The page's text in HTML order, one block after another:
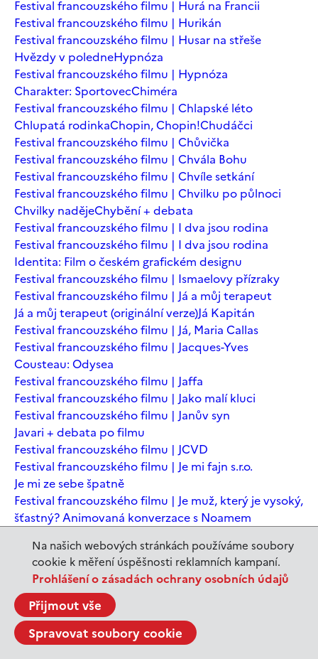
Na našich webových stránkách používáme soubory
cookie k měření úspěšnosti reklamních kampaní.
Prohlášení o zásadách ochrany osobních údajů
Přijmout vše
Spravovat soubory cookie
Festival francouzského filmu | Hurá na Francii
Festival francouzského filmu | Hurikán
Festival francouzského filmu | Husar na střeše
Hvězdy v poledneHypnóza
Festival francouzského filmu | Hypnóza
Charakter: SportovecChiméra
Festival francouzského filmu | Chlapské léto
Chlupatá rodinkaChopin, Chopin!Chudáčci
Festival francouzského filmu | Chůvička
Festival francouzského filmu | Chvála Bohu
Festival francouzského filmu | Chvíle setkání
Festival francouzského filmu | Chvilku po půlnoci
Chvilky nadějeChybění + debata
Festival francouzského filmu | I dva jsou rodina
Festival francouzského filmu | I dva jsou rodina
Identita: Film o českém grafickém designu
Festival francouzského filmu | Ismaelovy přízraky
Festival francouzského filmu | Já a můj terapeut
Já a můj terapeut (originální verze)Já Kapitán
Festival francouzského filmu | Já, Maria Callas
Festival francouzského filmu | Jacques-Yves
Cousteau: Odysea
Festival francouzského filmu | Jaffa
Festival francouzského filmu | Jako malí kluci
Festival francouzského filmu | Janův syn
Javari + debata po filmu
Festival francouzského filmu | JCVD
Festival francouzského filmu | Je mi fajn s.r.o.
Je mi ze sebe špatně
Festival francouzského filmu | Je muž, který je vysoký,
šťastný? Animovaná konverzace s Noamem
Festival francouzského filmu | Je to jen konec světa
Festival francouzského filmu | Je to jen konec světa
Festival francouzského filmu | Jeanne du Barry -
Králova milenka
Jeanne du Barry – Králova milenka
JEDEN SVĚT | Alláh není povinen